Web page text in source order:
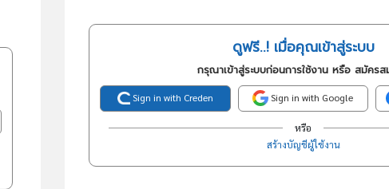
ดูฟรี..! เมื่อคุณเข้าสู่ระบบ
กรุณาเข้าสู่ระบบก่อนการใช้งาน หรือ สมัครส
Sign in with Creden Sign in with Google
หรือ
สร้างบัญชีผู้ใช้งาน